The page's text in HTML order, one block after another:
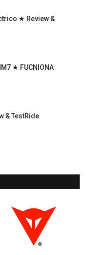
★ Review &
★ FUCNIONA
& TestRide